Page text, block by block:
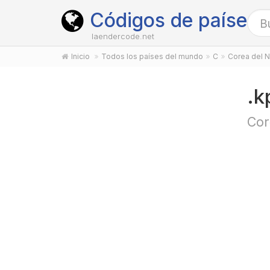
Códigos de países
laendercode.net
Inicio Todos los países del mundo C Corea del